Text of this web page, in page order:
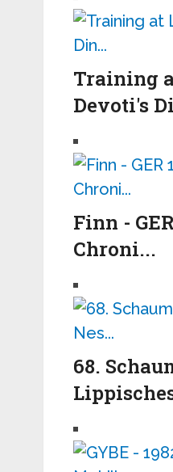
Training
Devoti's
Finn -
Chroni...
68.